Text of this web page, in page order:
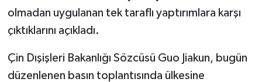
olmadan uygulanan tek taraflı yaptırımlara karşı
çıktıklarını açıkladı.
Çin Dışişleri Bakanlığı Sözcüsü Guo Jiakun, bugün
düzenlenen basın toplantısında ülkesine